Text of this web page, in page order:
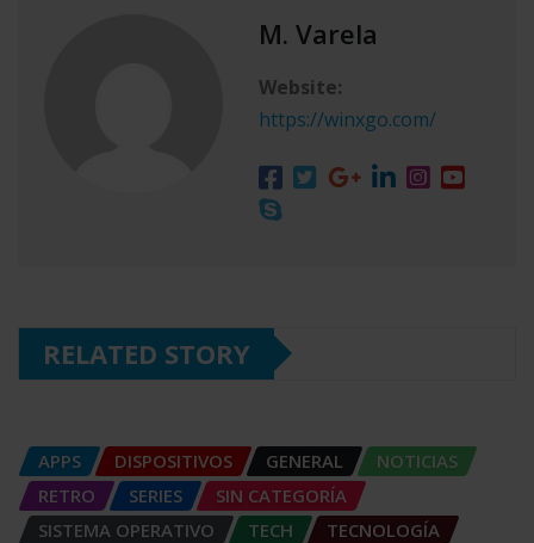
M. Varela
Website:
https://winxgo.com/
RELATED STORY
APPS DISPOSITIVOS GENERAL
NOTICIAS
RETRO
SERIES
SIN CATEGORÍA
SISTEMA OPERATIVO
TECH TECNOLOGÍA